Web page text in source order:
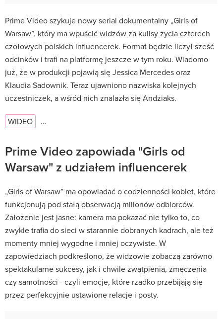
Prime Video szykuje nowy serial dokumentalny „Girls of
Warsaw”, który ma wpuścić widzów za kulisy życia czterech
czołowych polskich influencerek. Format będzie liczył sześć
odcinków i trafi na platformę jeszcze w tym roku. Wiadomo
już, że w produkcji pojawią się Jessica Mercedes oraz
Klaudia Sadownik. Teraz ujawniono nazwiska kolejnych
uczestniczek, a wśród nich znalazła się Andziaks.
WIDEO …
Prime Video zapowiada "Girls od
Warsaw" z udziałem influencerek
„Girls of Warsaw” ma opowiadać o codzienności kobiet, które
funkcjonują pod stałą obserwacją milionów odbiorców.
Założenie jest jasne: kamera ma pokazać nie tylko to, co
zwykle trafia do sieci w starannie dobranych kadrach, ale też
momenty mniej wygodne i mniej oczywiste. W
zapowiedziach podkreślono, że widzowie zobaczą zarówno
spektakularne sukcesy, jak i chwile zwątpienia, zmęczenia
czy samotności - czyli emocje, które rzadko przebijają się
przez perfekcyjnie ustawione relacje i posty.